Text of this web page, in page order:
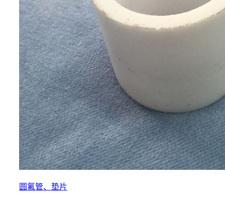
圆氟管、垫片